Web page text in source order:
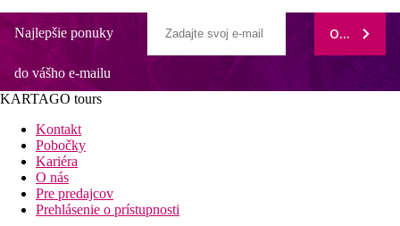
Najlepšie ponuky
do vášho e-mailu
ODOBERAŤ
KARTAGO tours
Kontakt
Pobočky
Kariéra
O nás
Pre predajcov
Prehlásenie o prístupnosti